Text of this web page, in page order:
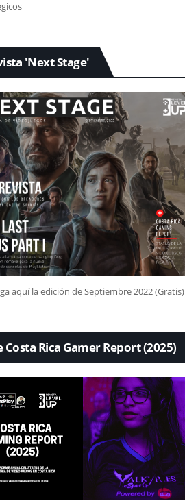
'Next Stage'
aquí la edición de Septiembre 2022 (Gratis)
Costa Rica Gamer Report (2025)